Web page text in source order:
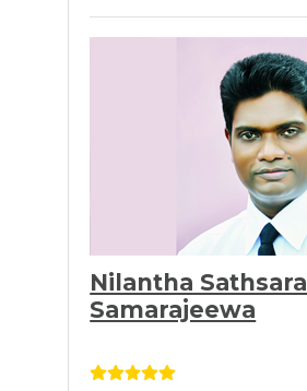
Nilantha Sathsara
Samarajeewa